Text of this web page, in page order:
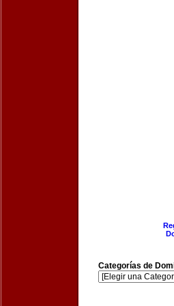
Categorías de